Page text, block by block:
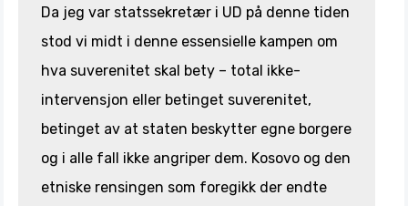
Da jeg var statssekretær i UD på denne tiden
stod vi midt i denne essensielle kampen om
hva suverenitet skal bety – total ikke-
intervensjon eller betinget suverenitet,
betinget av at staten beskytter egne borgere
og i alle fall ikke angriper dem. Kosovo og den
etniske rensingen som foregikk der endte